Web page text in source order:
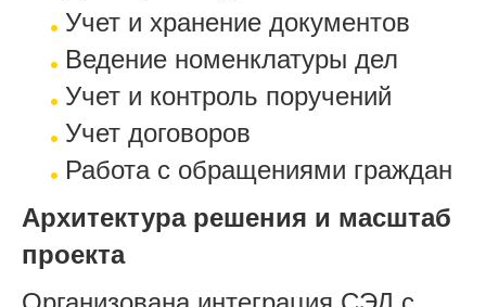
Учет и хранение документов
Ведение номенклатуры дел
Учет и контроль поручений
Учет договоров
Работа с обращениями граждан
Архитектура решения и масштаб
проекта